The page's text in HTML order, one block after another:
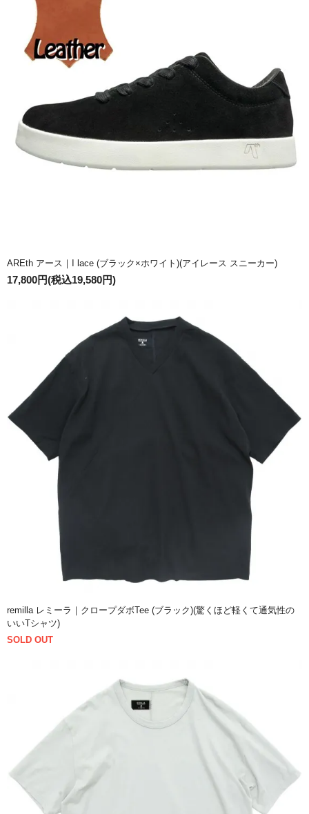
AREth アース｜I lace (ブラック×ホワイト)(アイレース スニーカー)
17,800円(税込19,580円)
remilla レミーラ｜クロープダボTee (ブラック)(驚くほど軽くて通気性の
いいTシャツ)
SOLD OUT